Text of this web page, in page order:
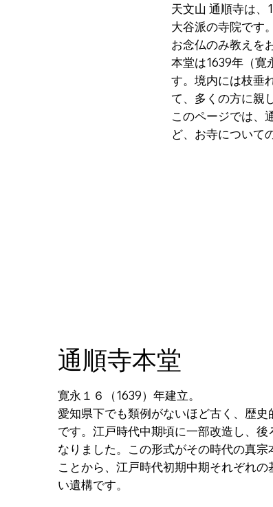
天文山 通順寺は
大谷派の寺院です
お念仏のみ教えを
本堂は1639年（寛
す。境内には枝垂
て、多くの方に親
このページでは、
ど、お寺について
通順寺本堂
寛永１６（1639）年建立。
愛知県下でも類例がないほど古く、歴史
です。江戸時代中期頃に一部改造し、後
なりました。この形式がその時代の真宗
ことから、江戸時代初期中期それぞれの
い遺構です。